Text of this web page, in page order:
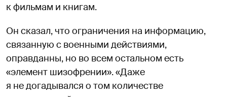
к фильмам и книгам.
Он сказал, что ограничения на информацию,
связанную с военными действиями,
оправданны, но во всем остальном есть
«элемент шизофрении». «Даже
я не догадывался о том количестве